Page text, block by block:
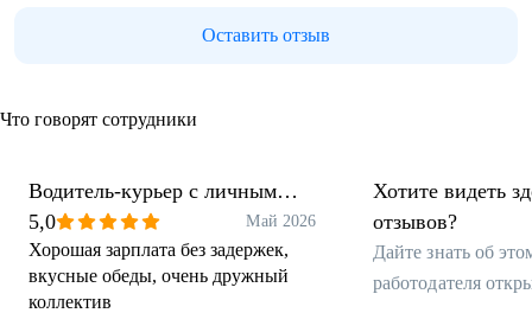
Оставить отзыв
Что говорят сотрудники
Водитель-курьер с личным
автомобилем
5,0 Май 2026
Хорошая зарплата без задержек,
вкусные обеды, очень дружный
коллектив
Хотите видеть
отзывов?
Дайте знать об
работодателя